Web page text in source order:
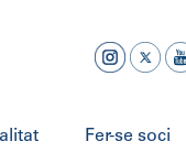
Fer-se soci